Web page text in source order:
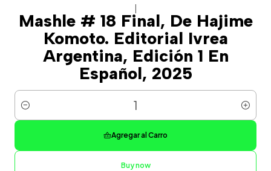
Mashle # 18 Final, De Hajime
Komoto. Editorial Ivrea
Argentina, Edición 1 En
Español, 2025
Cantidad
Agregar al Carro
Buy now